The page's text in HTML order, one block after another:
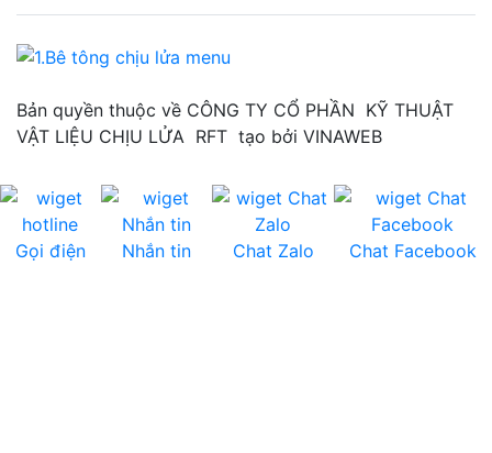
Bản quyền thuộc về CÔNG TY CỔ PHẦN KỸ THUẬT
VẬT LIỆU CHỊU LỬA RFT tạo bởi VINAWEB
Gọi điện Nhắn tin Chat Zalo Chat Facebook